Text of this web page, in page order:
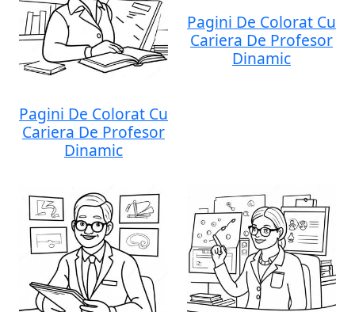
Pagini De Colorat Cu
Cariera De Profesor
Dinamic
Pagini De Colorat Cu
Cariera De Profesor
Dinamic